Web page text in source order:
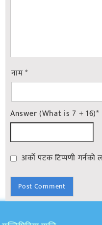
नाम*
Answer (What is 7 + 16)*
अर्को पटक टिप्पणी गर्नको